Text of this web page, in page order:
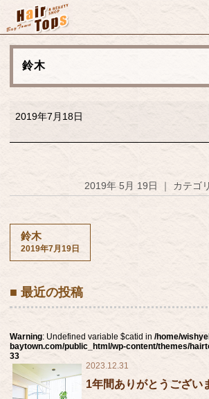
鈴木
木2019年7月18日
2019年 5月 19日 ｜ カテゴ
鈴木
2019年7月19日
■ 最近の投稿
Warning: Undefined variable $catid in/home/
baytown.com/public_html/wp-content/themes/
33
2023.12.31
1年間ありがとうござい